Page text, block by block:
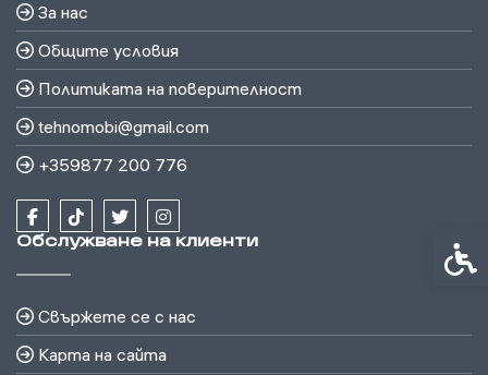
За нас
Общите условия
Политиката на поверителност
tehnomobi@gmail.com
+359877 200 776
Обслужване на клиенти
Свържете се с нас
Карта на сайта